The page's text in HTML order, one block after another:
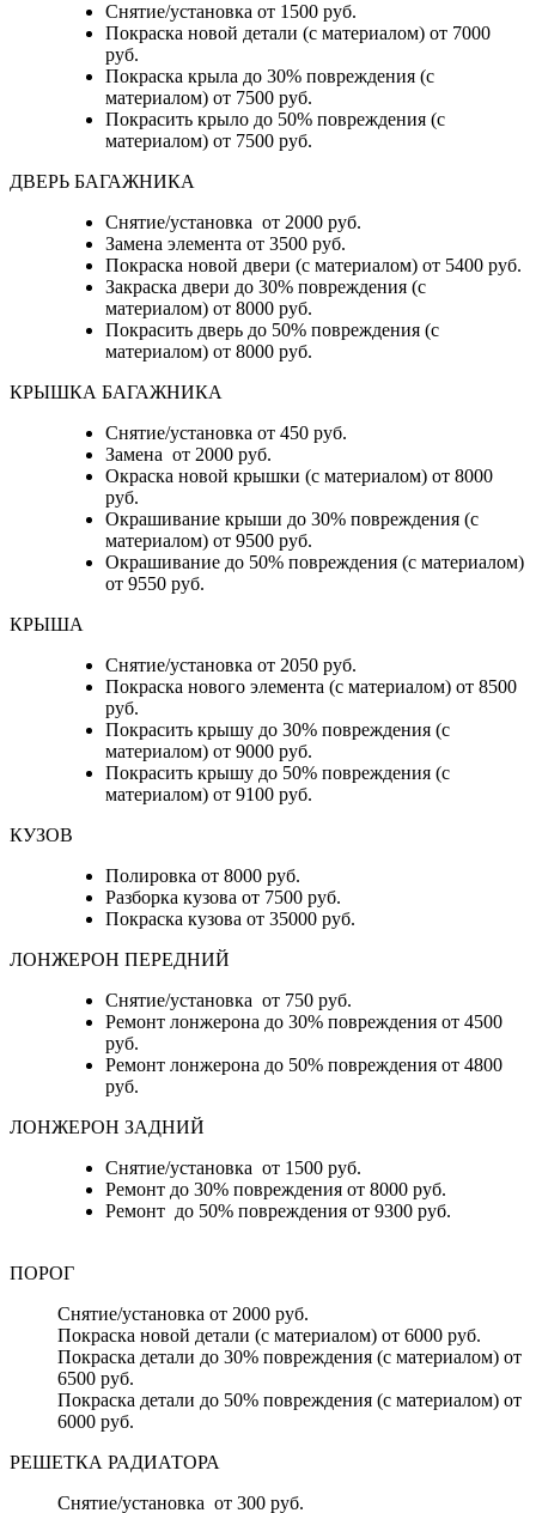
Снятие/установка от 1500 руб.
Покраска новой детали (с материалом) от 7000
руб.
Покраска крыла до 30% повреждения (с
материалом) от 7500 руб.
Покрасить крыло до 50% повреждения (с
материалом) от 7500 руб.
ДВЕРЬ БАГАЖНИКА
Снятие/установка от 2000 руб.
Замена элемента от 3500 руб.
Покраска новой двери (с материалом) от 5400 руб.
Закраска двери до 30% повреждения (с
материалом) от 8000 руб.
Покрасить дверь до 50% повреждения (с
материалом) от 8000 руб.
КРЫШКА БАГАЖНИКА
Снятие/установка от 450 руб.
Замена от 2000 руб.
Окраска новой крышки (с материалом) от 8000
руб.
Окрашивание крыши до 30% повреждения (с
материалом) от 9500 руб.
Окрашивание до 50% повреждения (с материалом)
от 9550 руб.
КРЫША
Снятие/установка от 2050 руб.
Покраска нового элемента (с материалом) от 8500
руб.
Покрасить крышу до 30% повреждения (с
материалом) от 9000 руб.
Покрасить крышу до 50% повреждения (с
материалом) от 9100 руб.
КУЗОВ
Полировка от 8000 руб.
Разборка кузова от 7500 руб.
Покраска кузова от 35000 руб.
ЛОНЖЕРОН ПЕРЕДНИЙ
Снятие/установка от 750 руб.
Ремонт лонжерона до 30% повреждения от 4500
руб.
Ремонт лонжерона до 50% повреждения от 4800
руб.
ЛОНЖЕРОН ЗАДНИЙ
Снятие/установка от 1500 руб.
Ремонт до 30% повреждения от 8000 руб.
Ремонт до 50% повреждения от 9300 руб.
ПОРОГ
Снятие/установка от 2000 руб.
Покраска новой детали (с материалом) от 6000 руб.
Покраска детали до 30% повреждения (с материалом) от
6500 руб.
Покраска детали до 50% повреждения (с материалом) от
6000 руб.
РЕШЕТКА РАДИАТОРА
Снятие/установка от 300 руб.